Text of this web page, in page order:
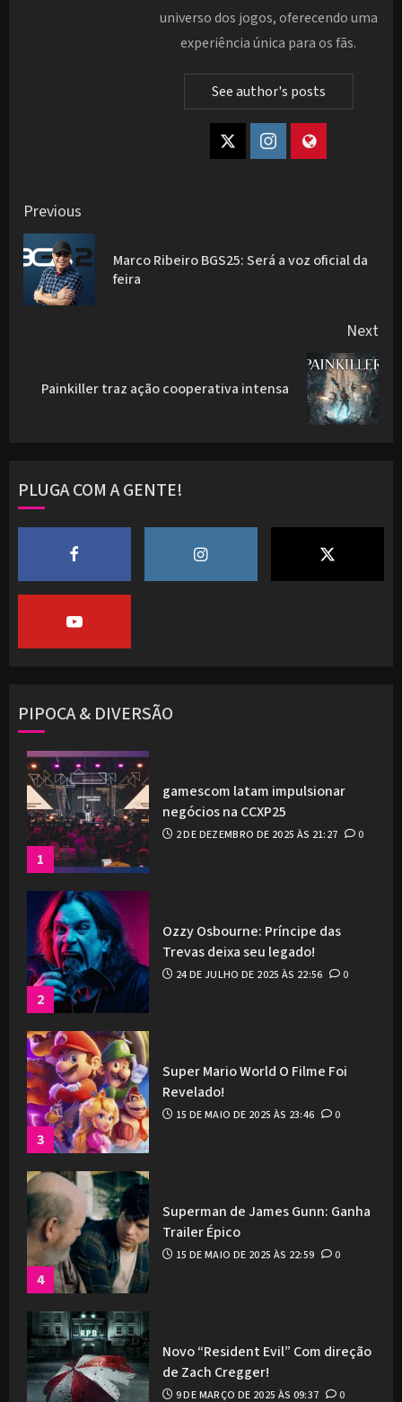
universo dos jogos, oferecendo uma
experiência única para os fãs.
See author's posts
Post
navigation
Previous
Marco Ribeiro BGS25: Será a voz oficial da
feira
Next
Next
Painkiller traz ação cooperativa intensa
PLUGA COM A GENTE!
PIPOCA & DIVERSÃO
1
gamescom latam impulsionar
negócios na CCXP25
2 DE DEZEMBRO DE 2025 ÀS 21:27 0
2
Ozzy Osbourne: Príncipe das
Trevas deixa seu legado!
24 DE JULHO DE 2025 ÀS 22:56 0
3
Super Mario World O Filme Foi
Revelado!
15 DE MAIO DE 2025 ÀS 23:46 0
4
Superman de James Gunn: Ganha
Trailer Épico
15 DE MAIO DE 2025 ÀS 22:59 0
Novo “Resident Evil” Com direção
de Zach Cregger!
9 DE MARÇO DE 2025 ÀS 09:37 0